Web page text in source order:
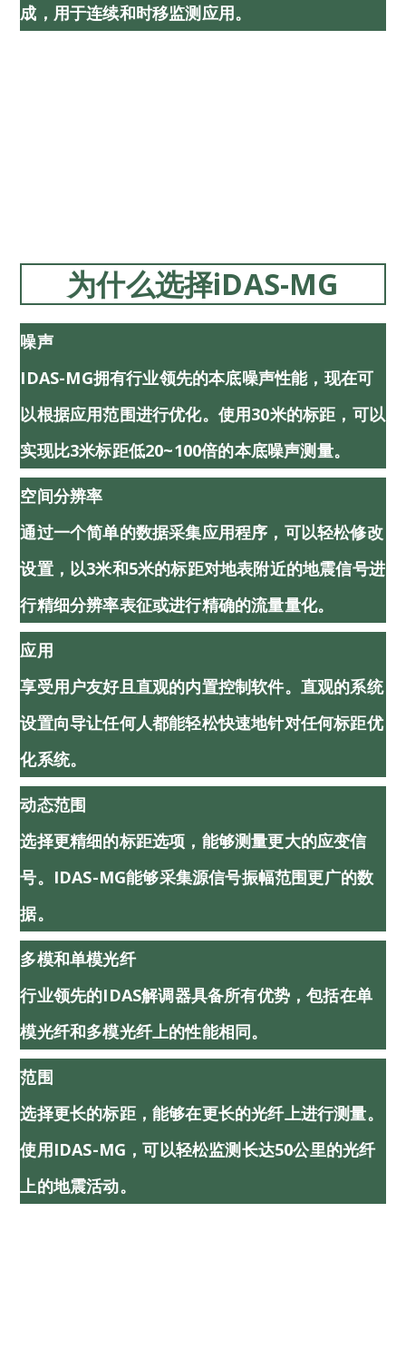
成，用于连续和时移监测应用。
为什么选择iDAS-MG
噪声
IDAS-MG拥有行业领先的本底噪声性能，现在可
以根据应用范围进行优化。使用30米的标距，可以
实现比3米标距低20~100倍的本底噪声测量。
空间分辨率
通过一个简单的数据采集应用程序，可以轻松修改
设置，以3米和5米的标距对地表附近的地震信号进
行精细分辨率表征或进行精确的流量量化。
应用
享受用户友好且直观的内置控制软件。直观的系统
设置向导让任何人都能轻松快速地针对任何标距优
化系统。
动态范围
选择更精细的标距选项，能够测量更大的应变信
号。iDAS-MG能够采集源信号振幅范围更广的数
据。
多模和单模光纤
行业领先的iDAS解调器具备所有优势，包括在单
模光纤和多模光纤上的性能相同。
范围
选择更长的标距，能够在更长的光纤上进行测量。
使用iDAS-MG，可以轻松监测长达50公里的光纤
上的地震活动。